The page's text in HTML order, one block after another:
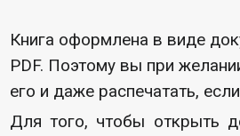
Книга оформлена в виде
PDF. Поэтому вы при
его и даже распечатать,
Для того, чтобы открыть